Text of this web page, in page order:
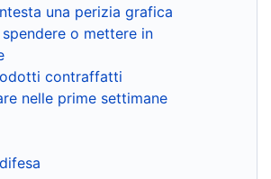
una perizia grafica
o mettere in
contraffatti
nelle prime settimane